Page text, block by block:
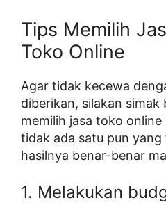
Tips Memilih
Toko Online
Agar tidak kecewa
diberikan, silakan simak
memilih jasa toko
tidak ada satu pun
hasilnya benar-benar
1. Melakukan